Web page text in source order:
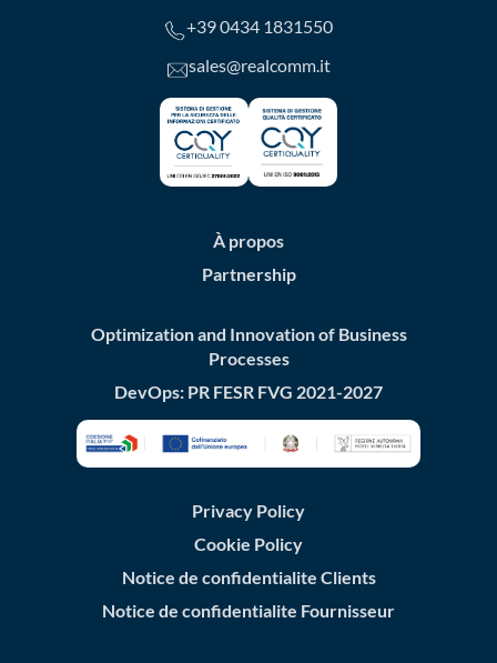
+39 0434 1831550
sales@realcomm.it
À propos
Partnership
Optimization and Innovation of Business
Processes
DevOps: PR FESR FVG 2021-2027
Privacy Policy
Cookie Policy
Notice de confidentialite Clients
Notice de confidentialite Fournisseur